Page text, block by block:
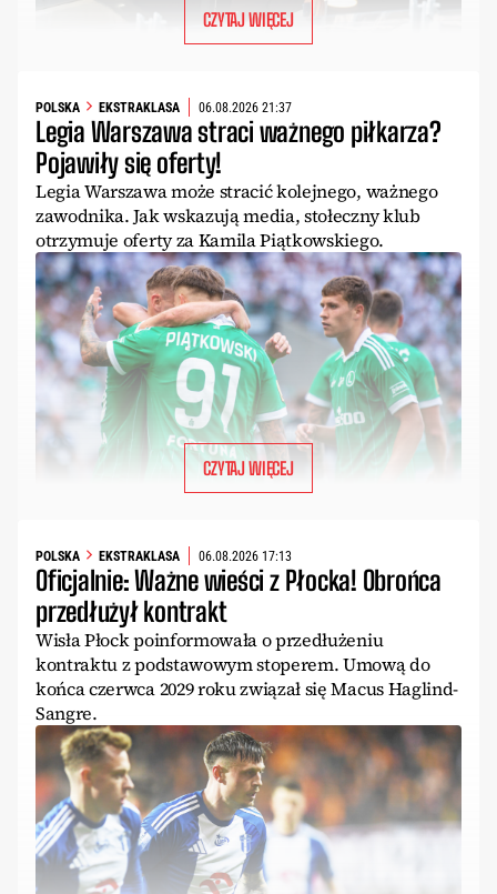
CZYTAJ WIĘCEJ
POLSKA EKSTRAKLASA 06.08.2026 21:37
Legia Warszawa straci ważnego piłkarza?
Pojawiły się oferty!
Legia Warszawa może stracić kolejnego, ważnego
zawodnika. Jak wskazują media, stołeczny klub
otrzymuje oferty za Kamila Piątkowskiego.
CZYTAJ WIĘCEJ
POLSKA EKSTRAKLASA 06.08.2026 17:13
Oficjalnie: Ważne wieści z Płocka! Obrońca
przedłużył kontrakt
Wisła Płock poinformowała o przedłużeniu
kontraktu z podstawowym stoperem. Umową do
końca czerwca 2029 roku związał się Macus Haglind-
Sangre.